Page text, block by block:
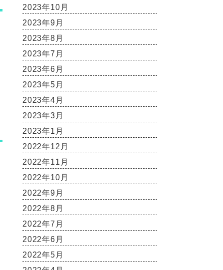
2023年10月
2023年9月
2023年8月
2023年7月
2023年6月
2023年5月
2023年4月
2023年3月
2023年1月
2022年12月
2022年11月
2022年10月
2022年9月
2022年8月
2022年7月
2022年6月
2022年5月